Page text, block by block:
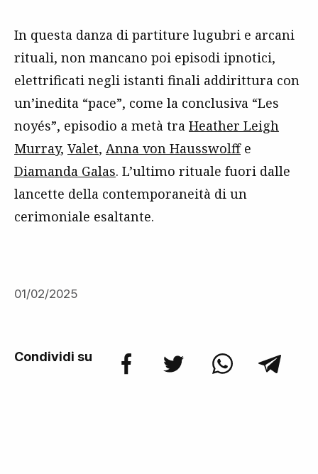
In questa danza di partiture lugubri e arcani
rituali, non mancano poi episodi ipnotici,
elettrificati negli istanti finali addirittura con
un’inedita “pace”, come la conclusiva “Les
noyés”, episodio a metà tra Heather Leigh
Murray, Valet, Anna von Hausswolffe
Diamanda Galas. L’ultimo rituale fuori dalle
lancette della contemporaneità di un
cerimoniale esaltante.
01/02/2025
Condividi su